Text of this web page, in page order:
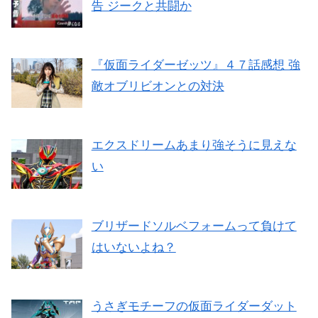
告 ジークと共闘か
『仮面ライダーゼッツ』４７話感想 強
敵オブリビオンとの対決
エクスドリームあまり強そうに見えな
い
ブリザードソルベフォームって負けて
はいないよね？
うさぎモチーフの仮面ライダーダット